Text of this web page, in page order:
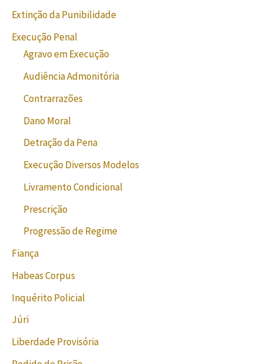
Extinção da Punibilidade
Execução Penal
Agravo em Execução
Audiência Admonitória
Contrarrazões
Dano Moral
Detração da Pena
Execução Diversos Modelos
Livramento Condicional
Prescrição
Progressão de Regime
Fiança
Habeas Corpus
Inquérito Policial
Júri
Liberdade Provisória